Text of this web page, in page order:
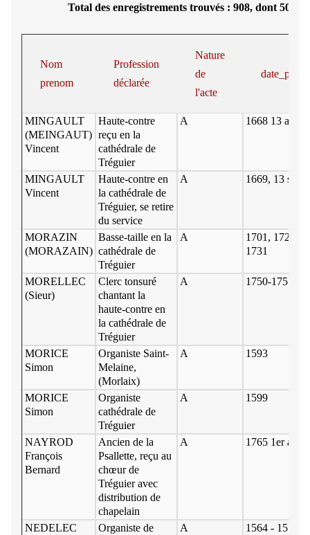
Total des enregistrements trouvés : 908, dont 50
Nom
prenom
Profession
déclarée
Nature
de
l'acte
MINGAULT
(MEINGAUT)
Vincent
Haute-contre
reçu en la
cathédrale de
Tréguier
A 1668 13 avril,
MINGAULT
Vincent
Haute-contre en
la cathédrale de
Tréguier, se retire
du service
A 1669, 13
MORAZIN
(MORAZAIN)
Basse-taille en la
cathédrale de
Tréguier
A
1701, 1729, +
1731
MORELLEC
(Sieur)
Clerc tonsuré
chantant la
haute-contre en
la cathédrale de
Tréguier
A 1750-1751
MORICE
Simon
Organiste Saint-
Melaine,
(Morlaix)
A 1593
MORICE
Simon
Organiste
cathédrale de
Tréguier
A 1599
NAYROD
François
Bernard
Ancien de la
Psallette, reçu au
chœur de
Tréguier avec
distribution de
chapelain
A 1765 1er avril
NEDELEC
Organiste de
A 1564 - 1571